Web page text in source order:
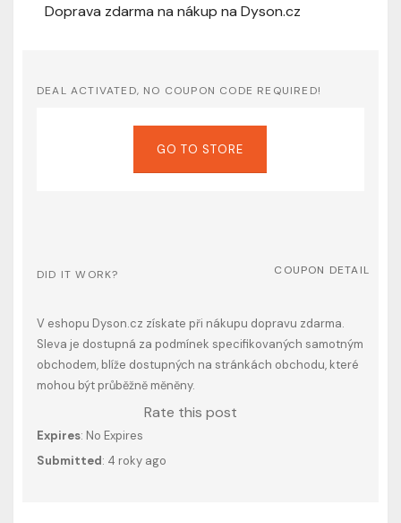
Doprava zdarma na nákup na Dyson.cz
DEAL ACTIVATED, NO COUPON CODE REQUIRED!
GO TO STORE
DID IT WORK? COUPON DETAIL
V eshopu Dyson.cz získate při nákupu dopravu zdarma.
Sleva je dostupná za podmínek specifikovaných samotným
obchodem, blíže dostupných na stránkách obchodu, které
mohou být průběžně měněny.
Rate this post
Expires: No Expires
Submitted: 4 roky ago